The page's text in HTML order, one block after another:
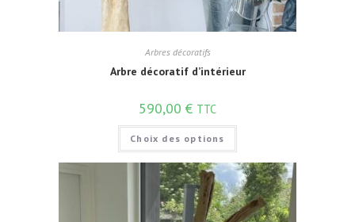
Arbres décoratifs
Arbre décoratif d’intérieur
590,00 € TTC
Choix des options